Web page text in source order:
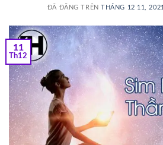
ĐÃ ĐĂNG TRÊNTHÁNG 12 11, 2021
11
Th12